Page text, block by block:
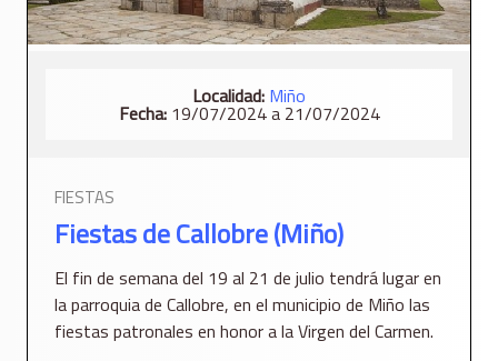
Localidad: Miño
Fecha:19/07/2024 a 21/07/2024
FIESTAS
Fiestas de Callobre (Miño)
El fin de semana del 19 al 21 de julio tendrá lugar en
la parroquia de Callobre, en el municipio de Miño las
fiestas patronales en honor a la Virgen del Carmen.